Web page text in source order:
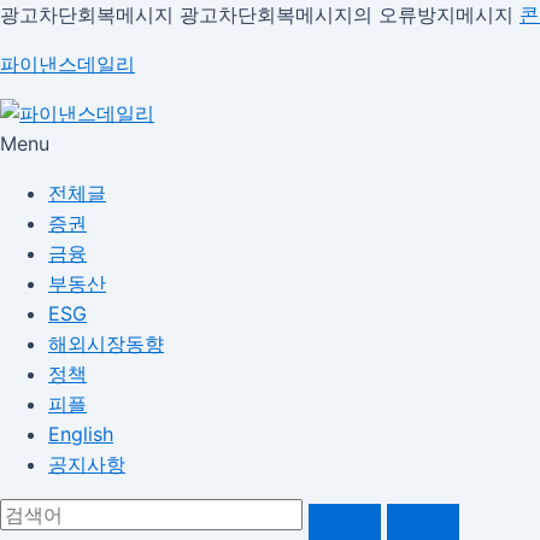
광고차단회복메시지 광고차단회복메시지의 오류방지메시지
파이낸스데일리
Menu
전체글
증권
금융
부동산
ESG
해외시장동향
정책
피플
English
공지사항